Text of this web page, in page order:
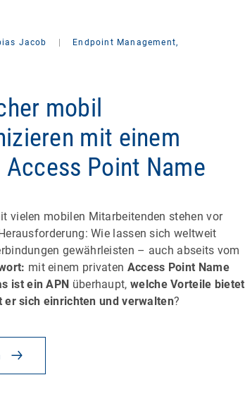
Jacob
Endpoint Management,
mobil
mit einem
Point Name
vielen mobilen Mitarbeitenden stehen vor
Wie lassen sich weltweit
gewährleisten – auch abseits vom
mit einem privaten Access Point Name
ist ein APN überhaupt, welche Vorteile bietet
er sich einrichten und verwalten?